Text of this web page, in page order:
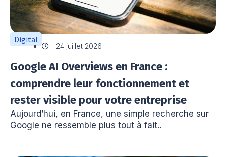
Digital
24 juillet 2026
Google AI Overviews en France :
comprendre leur fonctionnement et
rester visible pour votre entreprise
Aujourd’hui, en France, une simple recherche sur
Google ne ressemble plus tout à fait..